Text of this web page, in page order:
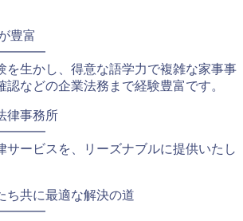
豊富
を生かし、得意な語学力で複雑な家事事
認などの企業法務まで経験豊富です。
律事務所
サービスを、リーズナブルに提供いたし
共に最適な解決の道